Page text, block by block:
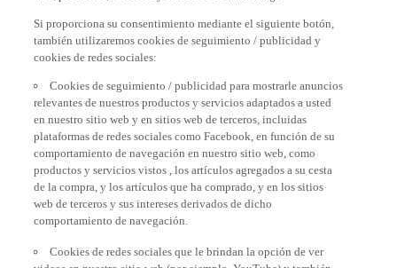
también utilizaremos cookies de seguimiento / publicidad y
cookies de redes sociales:
relevantes de nuestros productos y servicios adaptados a usted
en nuestro sitio web y en sitios web de terceros, incluidas
plataformas de redes sociales como Facebook, en función de su
comportamiento de navegación en nuestro sitio web, como
productos y servicios vistos , los artículos agregados a su cesta
de la compra, y los artículos que ha comprado, y en los sitios
web de terceros y sus intereses derivados de dicho
comportamiento de navegación.
videos en nuestro sitio web (por ejemplo, YouTube) y también